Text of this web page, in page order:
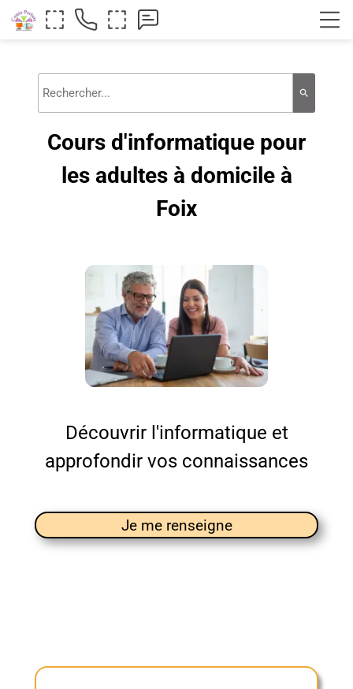
search
Cours d'informatique pour
les adultes à domicile à
Foix
Découvrir l'informatique et
approfondir vos connaissances
Je me renseigne